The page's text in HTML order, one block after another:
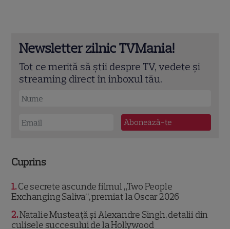
Newsletter zilnic TVMania!
Tot ce merită să știi despre TV, vedete și
streaming direct în inboxul tău.
Cuprins
1 Ce secrete ascunde filmul „Two People
Exchanging Saliva”, premiat la Oscar 2026
2 Natalie Musteață și Alexandre Singh, detalii din
culisele succesului de la Hollywood